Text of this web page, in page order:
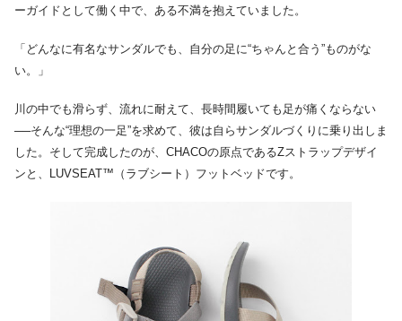
ーガイドとして働く中で、ある不満を抱えていました。
「どんなに有名なサンダルでも、自分の足に“ちゃんと合う”ものがな
い。」
川の中でも滑らず、流れに耐えて、長時間履いても足が痛くならない
──そんな“理想の一足”を求めて、彼は自らサンダルづくりに乗り出しま
した。そして完成したのが、CHACOの原点であるZストラップデザイ
ンと、LUVSEAT™（ラブシート）フットベッドです。